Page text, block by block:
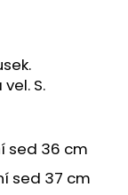
S.
sed 36 cm
sed 37 cm